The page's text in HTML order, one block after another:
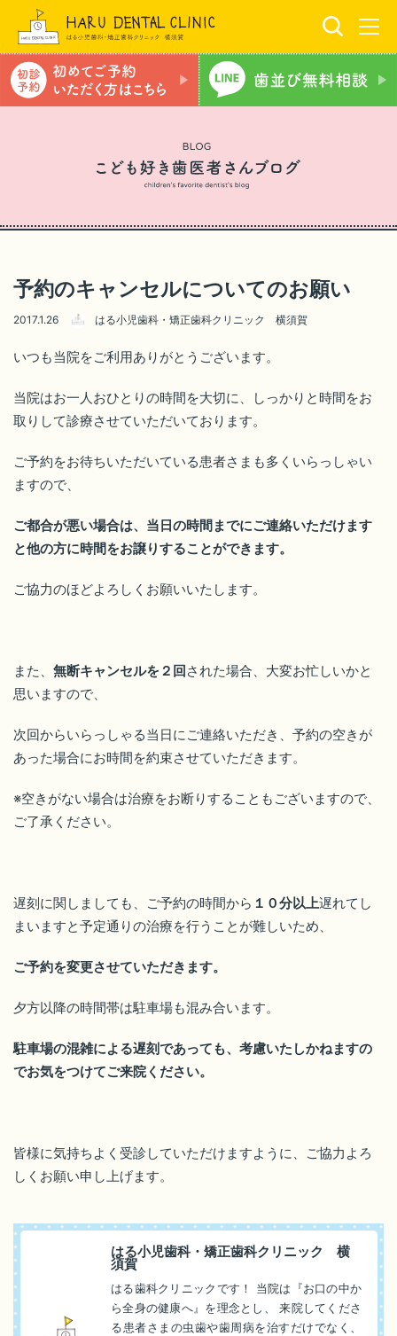
予約のキャンセルについてのお願い
2017.1.26 はる小児歯科・矯正歯科クリニック 横須賀
いつも当院をご利用ありがとうございます。
当院はお一人おひとりの時間を大切に、しっかりと時間をお
取りして診療させていただいております。
ご予約をお待ちいただいている患者さまも多くいらっしゃい
ますので、
ご都合が悪い場合は、当日の時間までにご連絡いただけます
と他の方に時間をお譲りすることができます。
ご協力のほどよろしくお願いいたします。
また、 無断キャンセルを２回 された場合、大変お忙しいかと
思いますので、
次回からいらっしゃる当日にご連絡いただき、予約の空きが
あった場合にお時間を約束させていただきます。
※空きがない場合は治療をお断りすることもございますので、
ご了承ください。
遅刻に関しましても、ご予約の時間から １０分以上遅れてし
まいますと予定通りの治療を行うことが難しいため、
ご予約を変更させていただきます。
夕方以降の時間帯は駐車場も混み合います。
駐車場の混雑による遅刻であっても、考慮いたしかねますの
でお気をつけてご来院ください。
皆様に気持ちよく受診していただけますように、ご協力よろ
しくお願い申し上げます。
はる小児歯科・矯正歯科クリニック 横
須賀
はる歯科クリニックです！ 当院は『お口の中か
ら全身の健康へ』を理念とし、 来院してくださ
る患者さまの虫歯や歯周病を治すだけでなく、